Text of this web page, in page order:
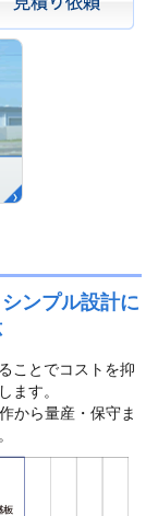
ンプル設計に
ことでコストを抑
ます。
から量産・保守ま